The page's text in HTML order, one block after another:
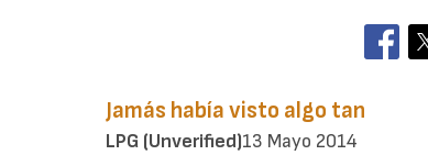
Jamás había visto algo tan
LPG (unverified)13 Mayo 2014